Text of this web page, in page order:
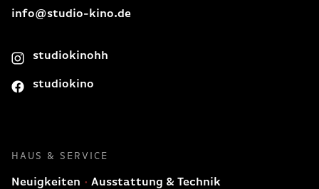
info@studio-kino.de
studiokinohh
studiokino
HAUS & SERVICE
Neuigkeiten Ausstattung & Technik